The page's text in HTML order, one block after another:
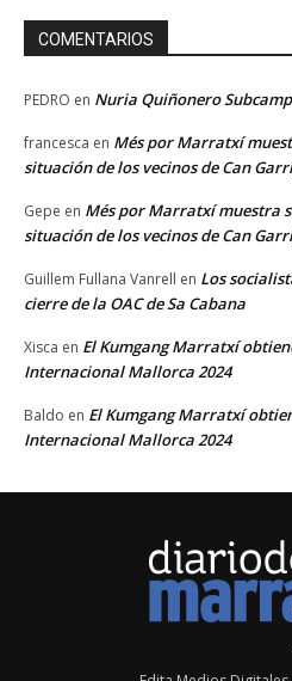
COMENTARIOS
PEDRO en Nuria Quiñonero
francesca en Més por Marratxí
situación de los vecinos de Can
Gepe en Més por Marratxí muestra
situación de los vecinos de Can
Guillem Fullana Vanrell en Los
cierre de la OAC de Sa Cabana
Xisca en El Kumgang Marratxí
Internacional Mallorca 2024
Baldo en El Kumgang Marratxí
Internacional Mallorca 2024